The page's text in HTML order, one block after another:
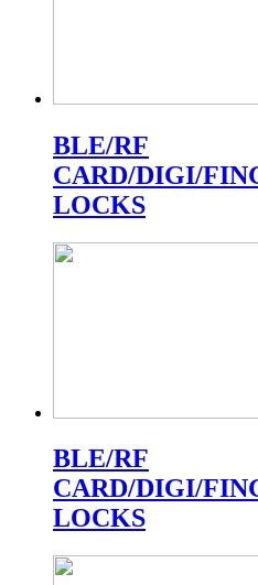
BLE/RF
CARD/DIGI/
LOCKS
BLE/RF
CARD/DIGI/
LOCKS